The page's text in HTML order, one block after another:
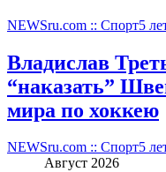
NEWSru.com :: Спорт5
Владислав
“наказать”
мира по хоккею
NEWSru.com :: Спорт5
Август 2026